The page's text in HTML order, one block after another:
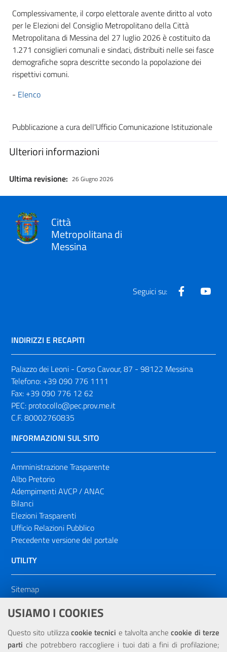
USIAMO I COOKIES
Questo sito utilizzacookie tecnici e talvolta anchecookie di terze
parti che potrebbero raccogliere i tuoi dati a fini di profilazione;
Complessivamente, il corpo elettorale avente diritto al voto
per le Elezioni del Consiglio Metropolitano della Città
Metropolitana di Messina del 27 luglio 2026 è costituito da
1.271 consiglieri comunali e sindaci, distribuiti nelle sei fasce
demografiche sopra descritte secondo la popolazione dei
rispettivi comuni.
- Elenco
Pubblicazione a cura dell'Ufficio Comunicazione Istituzionale
Ulteriori informazioni
Ultima revisione: 26 Giugno 2026
Città
Metropolitana di
Messina
Seguici su: Facebook
INDIRIZZI E RECAPITI
Palazzo dei Leoni - Corso Cavour, 87 - 98122 Messina
Telefono: +39 090 776 1111
Fax: +39 090 776 12 62
PEC: protocollo@pec.prov.me.it
C.F. 80002760835
INFORMAZIONI SUL SITO
Amministrazione Trasparente
Albo Pretorio
Adempimenti AVCP / ANAC
Bilanci
Elezioni Trasparenti
Ufficio Relazioni Pubblico
Precedente versione del portale
UTILITY
Sitemap
Dichiarazione di accessibilità
NOTE LEGALI